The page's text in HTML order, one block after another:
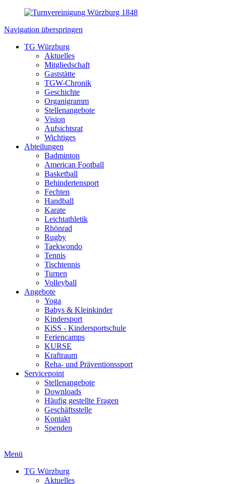
Navigation überspringen
TG Würzburg
Aktuelles
Mitgliedschaft
Gaststätte
TGW-Chronik
Geschichte
Organigramm
Stellenangebote
Vision
Aufsichtsrat
Wichtiges
Abteilungen
Badminton
American Football
Basketball
Behindertensport
Fechten
Handball
Karate
Leichtathletik
Rhönrad
Rugby
Taekwondo
Tennis
Tischtennis
Turnen
Volleyball
Angebote
Yoga
Babys & Kleinkinder
Kindersport
KiSS - Kindersportschule
Feriencamps
KURSE
Kraftraum
Reha- und Präventionssport
Servicepoint
Stellenangebote
Downloads
Häufig gestellte Fragen
Geschäftsstelle
Kontakt
Spenden
Menü
TG Würzburg
Aktuelles